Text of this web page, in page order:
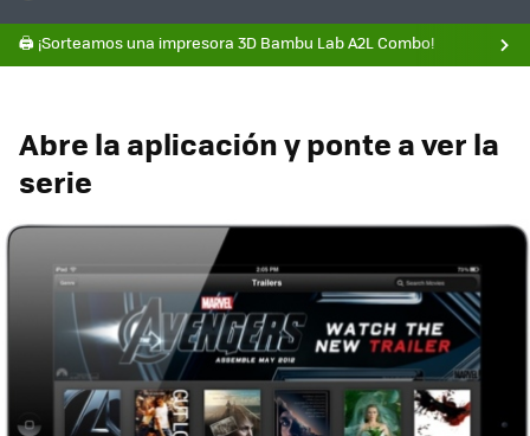
🖨️ ¡Sorteamos una impresora 3D Bambu Lab A2L Combo!
Abre la aplicación y ponte a ver la
serie